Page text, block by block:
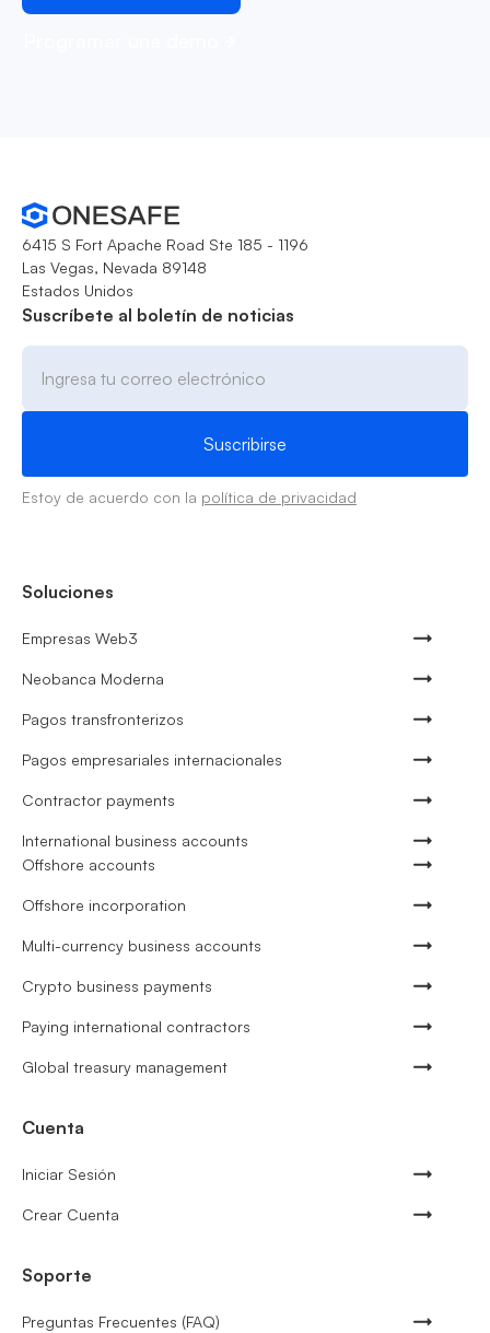
6415 S Fort Apache Road Ste 185 - 1196
Las Vegas, Nevada 89148
Estados Unidos
Suscríbete al boletín de noticias
Estoy de acuerdo con la política de privacidad
Soluciones
Empresas Web3
Neobanca Moderna
Pagos transfronterizos
Pagos empresariales internacionales
Contractor payments
International business accounts
Offshore accounts
Offshore incorporation
Multi-currency business accounts
Crypto business payments
Paying international contractors
Global treasury management
Cuenta
Iniciar Sesión
Crear Cuenta
Soporte
Preguntas Frecuentes (FAQ)